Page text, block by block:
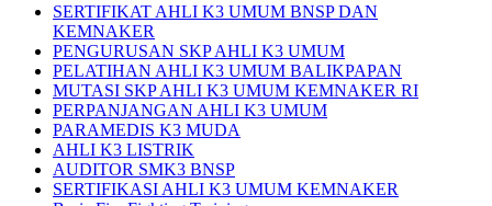
SERTIFIKAT AHLI K3 UMUM BNSP DAN
KEMNAKER
PENGURUSAN SKP AHLI K3 UMUM
PELATIHAN AHLI K3 UMUM BALIKPAPAN
MUTASI SKP AHLI K3 UMUM KEMNAKER RI
PERPANJANGAN AHLI K3 UMUM
PARAMEDIS K3 MUDA
AHLI K3 LISTRIK
AUDITOR SMK3 BNSP
SERTIFIKASI AHLI K3 UMUM KEMNAKER